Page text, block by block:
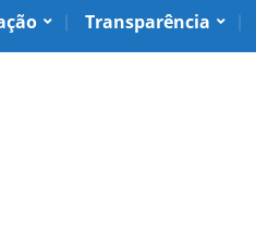
Transparência